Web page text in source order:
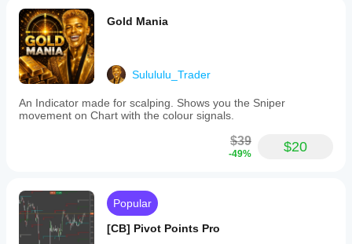
Gold Mania
Sulululu_Trader
An Indicator made for scalping. Shows you the Sniper
movement on Chart with the colour signals.
$39
-49% $20
Popular
[CB] Pivot Points Pro